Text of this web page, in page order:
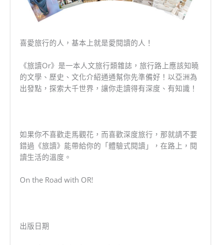
喜愛旅行的人，基本上就是愛閱讀的人！
《旅讀Or》是一本人文旅行類雜誌，旅行路上應該知曉
的文學、歷史、文化介紹通通幫你先準備好！以亞洲為
出發點，探索大千世界，讓你走讀得有深度、有知識！
如果你不喜歡走馬觀花，而喜歡深度旅行，那就請不要
錯過《旅讀》能帶給你的「體驗式閱讀」，在路上，閱
讀生活的溫度。
On the Road with OR!
出版日期